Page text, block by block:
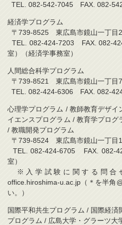
TEL. 082-542-7045 FAX. 082-
経済学プログラム
〒739-8525 東広島市鏡山一丁目
TEL. 082-424-7203 FAX. 082-
室）（経済学事務室）
人間総合科学プログラム
〒739-8521 東広島市鏡山一丁目
TEL. 082-424-6306 FAX. 082-
心理学プログラム / 教師教育デザ
イエンスプログラム / 教育学プロ
/ 教職開発プログラム
〒739-8524 東広島市鏡山一丁目
TEL. 082-424-6705 FAX. 082-
室）
※入学試験に関する問合せ
office.hiroshima-u.ac.jp（＊を半角
い。）
国際平和共生プログラム / 国際経
プログラム / 広島大学・グラーツ大